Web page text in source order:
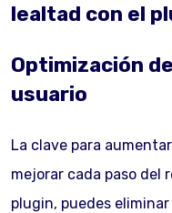
lealtad con el
Optimización
usuario
La clave para
mejorar cada paso del
plugin, puedes